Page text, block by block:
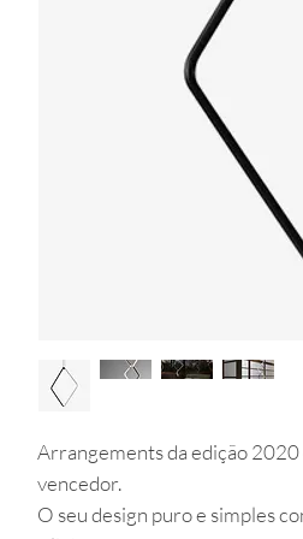
Arrangements da edição 2020
vencedor.
O seu design puro e simples